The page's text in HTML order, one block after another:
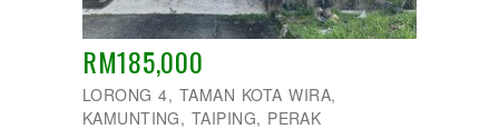
RM185,000
LORONG 4, TAMAN KOTA WIRA,
KAMUNTING, TAIPING, PERAK